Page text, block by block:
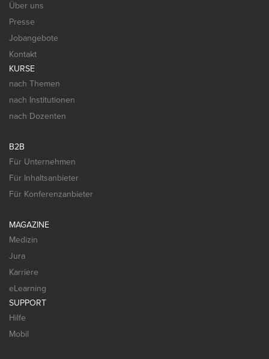
Über uns
Presse
Jobangebote
Kontakt
KURSE
nach Themen
nach Institutionen
nach Dozenten
B2B
Für Unternehmen
Für Inhaltsanbieter
Für Konferenzanbieter
MAGAZINE
Medizin
Jura
Karriere
eLearning
SUPPORT
Hilfe
Mobil